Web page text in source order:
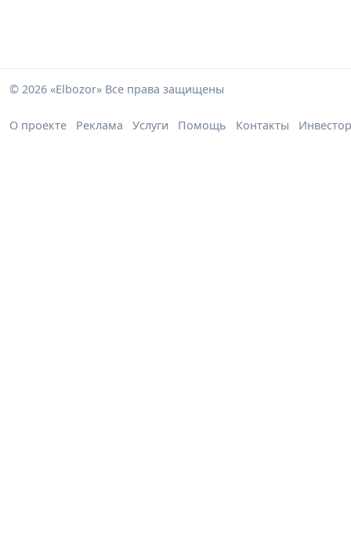
© 2026 «Elbozor» Все права защищены
О проекте Реклама Услуги Помощь Контакты